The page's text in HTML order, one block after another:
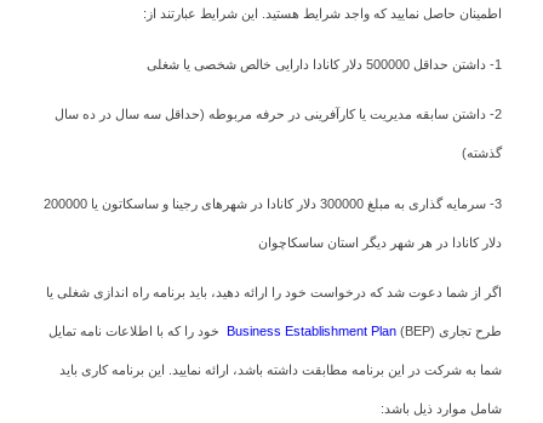
اطمینان حاصل نمایید که واجد شرایط هستید. این شرایط عبارتند از:
1- داشتن حداقل 500000 دلار کانادا دارایی خالص شخصی یا شغلی
2- داشتن سابقه مدیریت یا کارآفرینی در حرفه مربوطه (حداقل سه سال در ده سال
گذشته)
3- سرمایه گذاری به مبلغ 300000 دلار کانادا در شهرهای رجینا و ساسکاتون یا 200000
دلار کانادا در هر شهر دیگر استان ساسکاچوان
اگر از شما دعوت شد که درخواست خود را ارائه دهید، باید برنامه راه اندازی شغلی یا
طرح تجاری Business Establishment Plan (BEP) خود را که با اطلاعات نامه تمایل
شما به شرکت در این برنامه مطابقت داشته باشد، ارائه نمایید. این برنامه کاری باید
شامل موارد ذیل باشد: